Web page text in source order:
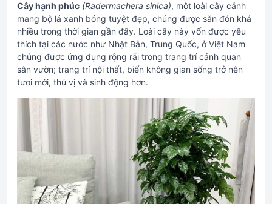
Cây hạnh phúc (Radermachera sinica), một loài cây cảnh
mang bộ lá xanh bóng tuyệt đẹp, chúng được săn đón khá
nhiều trong thời gian gần đây. Loài cây này vốn được yêu
thích tại các nước như Nhật Bản, Trung Quốc, ở Việt Nam
chúng được ứng dụng rộng rãi trong trang trí cảnh quan
sân vườn; trang trí nội thất, biến không gian sống trở nên
tươi mới, thú vị và sinh động hơn.